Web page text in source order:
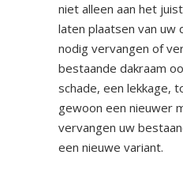
niet alleen aan het
laten plaatsen van uw
nodig vervangen of
bestaande dakraam
schade, een lekkage,
gewoon een nieuwer
vervangen uw
een nieuwe variant.